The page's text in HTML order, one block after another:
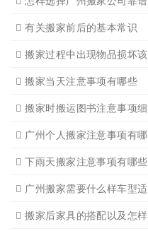
搬家有哪些细节是一定要注
广州搬家物品打包技巧
广州搬家入宅注意事项
关于广州搬家几点建议
广州搬家公司那家强哪家好
广州搬家公司告诉你衣物打
广州搬家公司告诉你搬入新
日式搬家的服务流程有哪些
广州搬家入宅的基本常识